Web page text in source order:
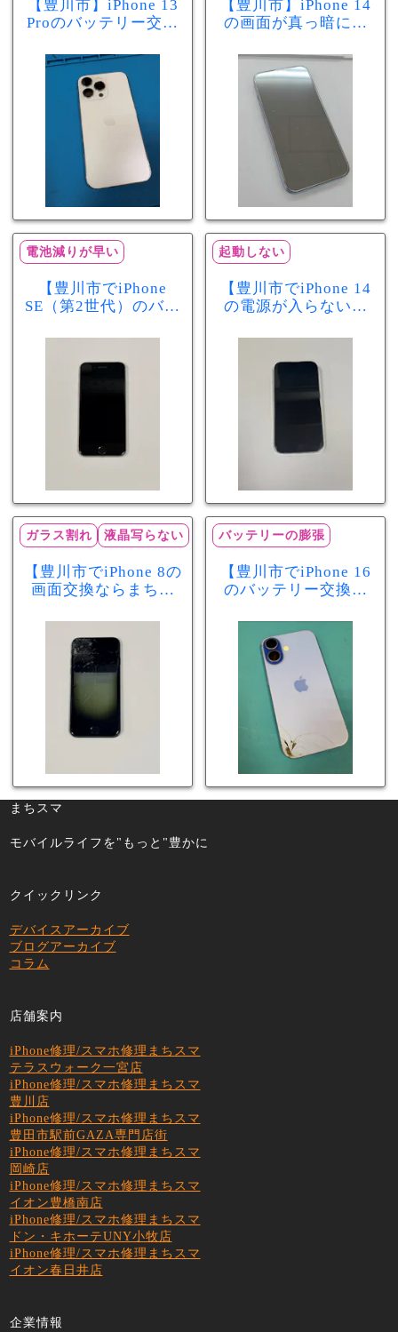
【豊川市】iPhone 13
Proのバッテリー交換
が早い症状も当日90
分で改善
【豊川市】iPhone 14
の画面が真っ暗に…
修理！データそのま
まで復旧しました
電池減りが早い
【豊川市でiPhone
SE（第2世代）のバッ
スマ豊川店】電池の
減りが早い症状も当
起動しない
【豊川市でiPhone 14
の電源が入らない修
店】バッテリー交換
で復旧するケースも
あります！
ガラス割れ 液晶写らない
【豊川市でiPhone 8の
画面交換ならまちス
れ・液晶不良も当日
60分で修理可能！
バッテリーの膨張
【豊川市でiPhone 16
のバッテリー交換な
少し膨張したバッテ
リーも当日90分で安
心修理！
まちスマ
モバイルライフを"もっと"豊かに
クイックリンク
デバイスアーカイブ
ブログアーカイブ
コラム
店舗案内
iPhone修理/スマホ修理まちスマ
テラスウォーク一宮店
iPhone修理/スマホ修理まちスマ
豊川店
iPhone修理/スマホ修理まちスマ
豊田市駅前GAZA専門店街
iPhone修理/スマホ修理まちスマ
岡崎店
iPhone修理/スマホ修理まちスマ
イオン豊橋南店
iPhone修理/スマホ修理まちスマ
ドン・キホーテUNY小牧店
iPhone修理/スマホ修理まちスマ
イオン春日井店
企業情報